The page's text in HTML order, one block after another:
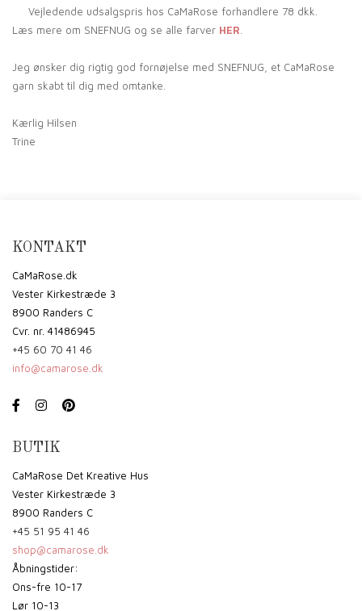
Vejledende udsalgspris hos CaMaRose forhandlere 78 dkk.
Læs mere om SNEFNUG og se alle farver HER
Jeg ønsker dig rigtig god fornøjelse med SNEFNUG, et CaMaRose
garn skabt til dig med omtanke.
Kærlig Hilsen
Trine
KONTAKT
CaMaRose.dk
Vester Kirkestræde 3
8900 Randers C
Cvr. nr. 41486945
+45 60 70 41 46
info@camarose.dk
BUTIK
CaMaRose Det Kreative Hus
Vester Kirkestræde 3
8900 Randers C
+45 51 95 41 46
shop@camarose.dk
Åbningstider:
Ons-fre 10-17
Lør 10-13